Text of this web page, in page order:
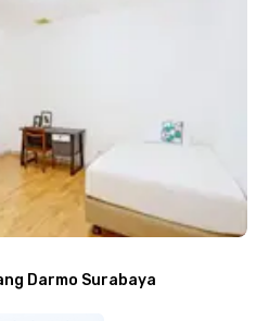
Darmo Surabaya